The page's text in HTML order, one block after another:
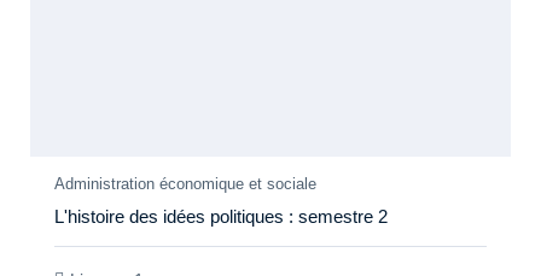
Administration économique et sociale
L'histoire des idées politiques : semestre 2